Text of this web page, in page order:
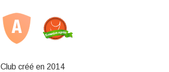
Club créé en 2014